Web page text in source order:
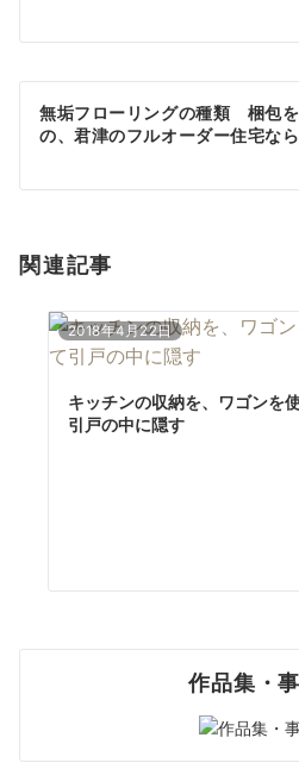
ビ
ゲ
シ
ン
無垢フローリングの種類 梱包
の、君津のフルオーダー住宅なら
関連記事
2018年4月22日
キッチンの収納を、ワゴンを
引戸の中に隠す
作品集・